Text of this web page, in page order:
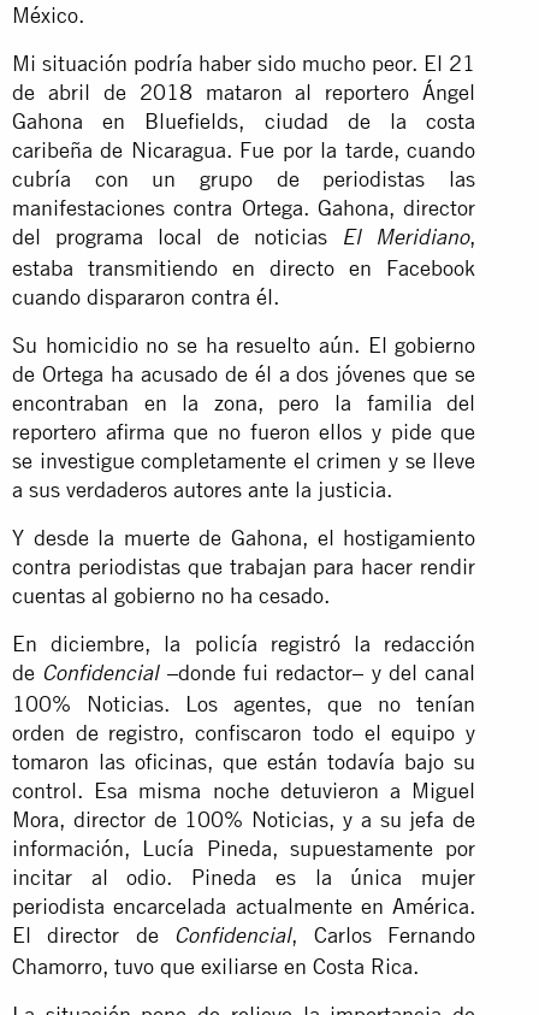
México.
Mi situación podría haber sido mucho peor. El 21
de abril de 2018 mataron al reportero Ángel
Gahona en Bluefields, ciudad de la costa
caribeña de Nicaragua. Fue por la tarde, cuando
cubría con un grupo de periodistas las
manifestaciones contra Ortega. Gahona, director
del programa local de noticias
El Meridiano,
estaba transmitiendo en directo en Facebook
cuando dispararon contra él.
Su homicidio no se ha resuelto aún. El gobierno
de Ortega ha acusado de él a dos jóvenes que se
encontraban en la zona, pero la familia del
reportero afirma que no fueron ellos y pide que
se investigue completamente el crimen y se lleve
a sus verdaderos autores ante la justicia.
Y desde la muerte de Gahona, el hostigamiento
contra periodistas que trabajan para hacer rendir
cuentas al gobierno no ha cesado.
En diciembre, la policía registró la redacción
de Confidencial–donde fui redactor– y del canal
100% Noticias. Los agentes, que no tenían
orden de registro, confiscaron todo el equipo y
tomaron las oficinas, que están todavía bajo su
control. Esa misma noche detuvieron a Miguel
Mora, director de 100% Noticias, y a su jefa de
información, Lucía Pineda, supuestamente por
incitar al odio. Pineda es la única mujer
periodista encarcelada actualmente en América.
El director de
Confidencial, Carlos Fernando
Chamorro, tuvo que exiliarse en Costa Rica.